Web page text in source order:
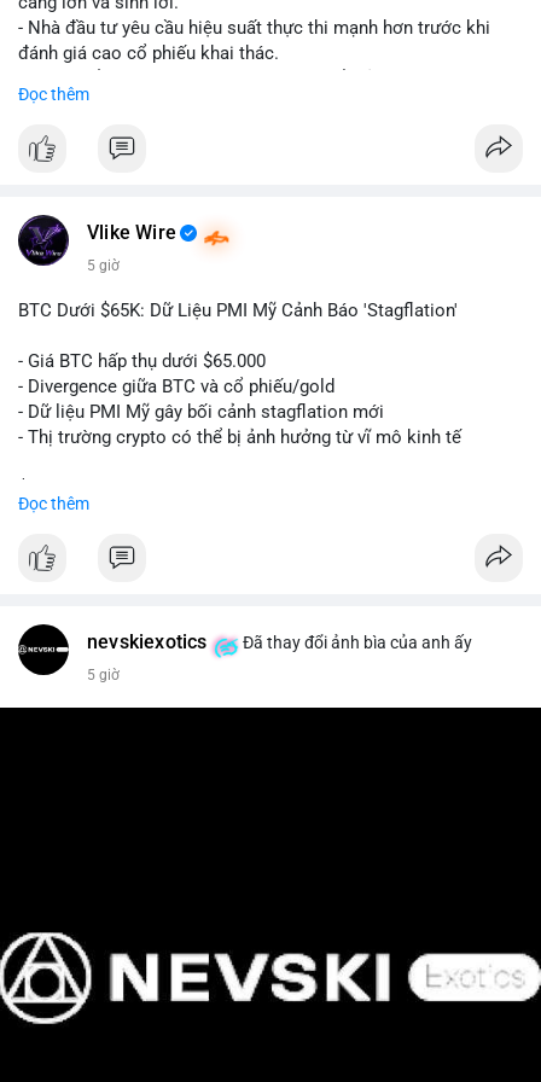
cảm xúc khi chưa xác nhận được dòng tiền vào sàn.
#59dot84btc #taicocautaisan
#mempooltheodoi
- Nhà đầu tư yêu cầu hiệu suất thực thi mạnh hơn trước khi
đánh giá cao cổ phiếu khai thác.
- Thị trường cần thấy kết quả thực tế từ các dự án AI mới.
#binancesquare
#vlikevn #titanbot
📰 Nguồn: Cointelegraph
Đọc thêm
Vlike Wire
5 giờ
BTC Dưới $65K: Dữ Liệu PMI Mỹ Cảnh Báo 'Stagflation'
- Giá BTC hấp thụ dưới $65.000
- Divergence giữa BTC và cổ phiếu/gold
- Dữ liệu PMI Mỹ gây bối cảnh stagflation mới
- Thị trường crypto có thể bị ảnh hưởng từ vĩ mô kinh tế
Đọc thêm
nevskiexotics Đã thay đổi ảnh bìa của anh ấy
5 giờ